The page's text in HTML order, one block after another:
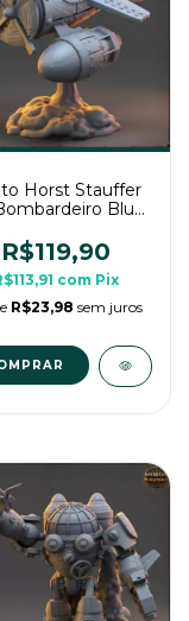
Horst Stauffer
Blue
Miniatura 3D
Para Rpg de
Mesa
R$119,90
com Pix
R$23,98 sem juros